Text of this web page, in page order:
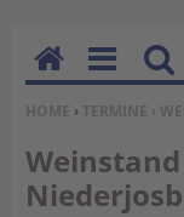
SIE BEFINDEN SICH
HOME › TERMINE ›
H
o
m
e
M
en
u
Su
ch
en